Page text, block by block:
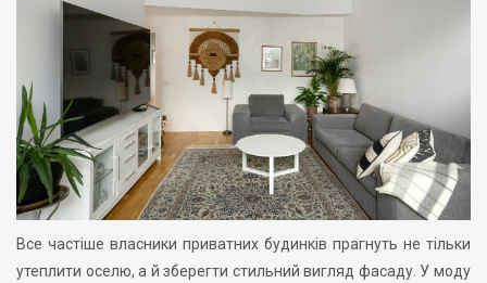
Все частіше власники приватних будинків прагнуть не тільки
утеплити оселю, а й зберегти стильний вигляд фасаду. У моду